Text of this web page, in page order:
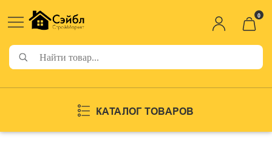
0
КАТАЛОГ ТОВАРОВ